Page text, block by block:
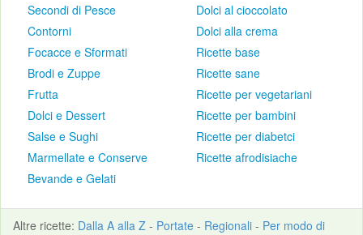
Secondi di Pesce
Contorni
Focacce e Sformati
Brodi e Zuppe
Frutta
Dolci e Dessert
Salse e Sughi
Marmellate e Conserve
Bevande e Gelati
Dolci al cioccolato
Dolci alla crema
Ricette base
Ricette sane
Ricette per vegetariani
Ricette per bambini
Ricette per diabetci
Ricette afrodisiache
Altre ricette: Dalla A alla Z - Portate - Regionali - Per modo di